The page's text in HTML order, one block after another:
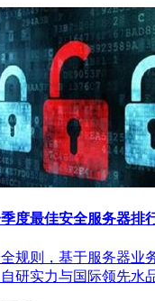
度最佳安全服务器排
规则，基于服务器业
研实力与国际领先水